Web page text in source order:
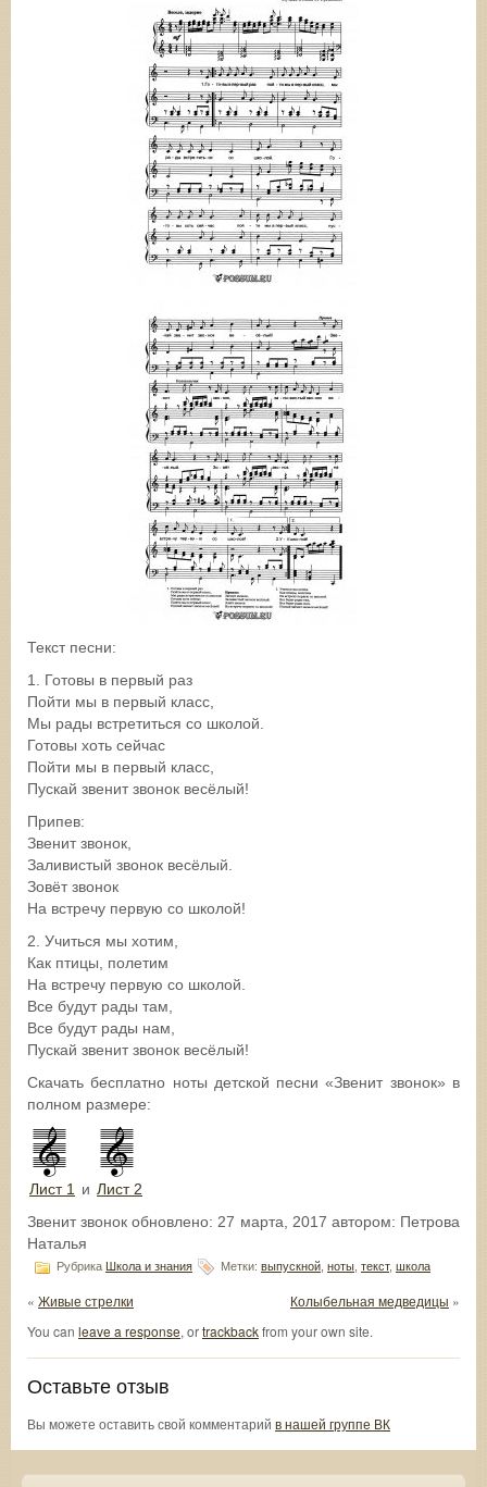
Текст песни:
1. Готовы в первый раз
Пойти мы в первый класс,
Мы рады встретиться со школой.
Готовы хоть сейчас
Пойти мы в первый класс,
Пускай звенит звонок весёлый!
Припев:
Звенит звонок,
Заливистый звонок весёлый.
Зовёт звонок
На встречу первую со школой!
2. Учиться мы хотим,
Как птицы, полетим
На встречу первую со школой.
Все будут рады там,
Все будут рады нам,
Пускай звенит звонок весёлый!
Скачать бесплатно ноты детской песни «Звенит звонок» в
полном размере:
Лист 1 и Лист 2
Звенит звонок обновлено: 27 марта, 2017 автором: Петрова
Наталья
Рубрика Школа и знания Метки: выпускной ноты текст, школа
« Живые стрелки Колыбельная медведицы »
You can leave a response, ortrackbackfrom your own site.
Оставьте отзыв
Вы можете оставить свой комментарий в нашей группе ВК